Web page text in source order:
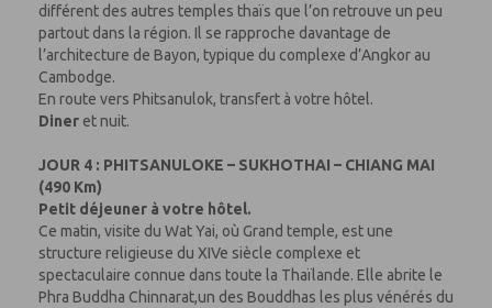
différent des autres temples thaïs que l’on retrouve un peu
partout dans la région. Il se rapproche davantage de
l’architecture de Bayon, typique du complexe d’Angkor au
Cambodge.
En route vers Phitsanulok, transfert à votre hôtel.
Diner et nuit.
JOUR 4 : PHITSANULOKE – SUKHOTHAI – CHIANG MAI
(490 Km)
Petit déjeuner à votre hôtel.
Ce matin, visite du Wat Yai, où Grand temple, est une
structure religieuse du XIVe siècle complexe et
spectaculaire connue dans toute la Thaïlande. Elle abrite le
Phra Buddha Chinnarat,un des Bouddhas les plus vénérés du